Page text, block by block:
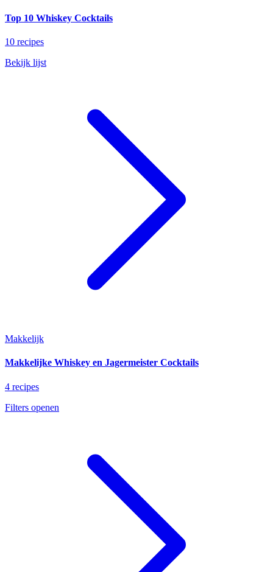
Top 10 Whiskey Cocktails
10 recipes
Bekijk lijst
Makkelijk
Makkelijke Whiskey en Jagermeister Cocktails
4 recipes
Filters openen